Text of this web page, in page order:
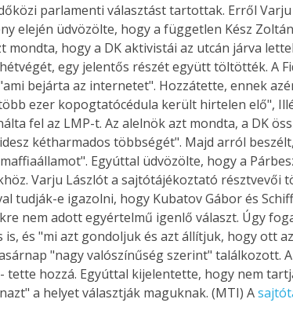
parlamenti választást tartottak. Erről Varju
elején üdvözölte, hogy a független Kész
hogy a DK aktivistái az utcán járva
egy jelentős részét együtt töltötték. A
bejárta az internetet". Hozzátette, ennek
ezer kopogtatócédula került hirtelen elő",
fel az LMP-t. Az alelnök azt mondta, a DK
kétharmados többségét". Majd arról
Egyúttal üdvözölte, hogy a
Varju Lászlót a sajtótájékoztató résztvevői
tudják-e igazolni, hogy Kubatov Gábor és
nem adott egyértelmű igenlő választ. Úgy
és "mi azt gondoljuk és azt állítjuk, hogy ott az
"nagy valószínűség szerint" találkozott.
hozzá. Egyúttal kijelentette, hogy nem
a helyet választják maguknak. (MTI) A